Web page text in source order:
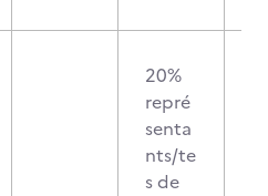
20%
repré
senta
nts/te
s de